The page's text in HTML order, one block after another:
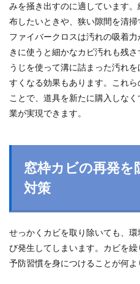
みを掻き出すのに適しています
布したいときや、狭い隙間を清
ファイバークロスは汚れの吸着
きに使うと細かなカビ汚れも残
うじを使って溝に詰まった汚れ
すくなる効果もあります。これ
ことで、道具を新たに購入しな
業が実現できます。
窓枠カビの再発を
対策
せっかくカビを取り除いても、
び発生してしまいます。カビを
予防習慣を身につけることが何よ